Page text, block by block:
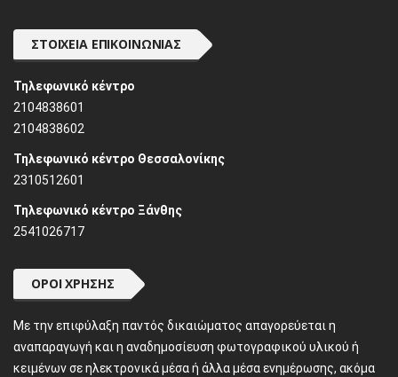
ΣΤΟΙΧΕΊΑ ΕΠΙΚΟΙΝΩΝΊΑΣ
Τηλεφωνικό κέντρο
2104838601
2104838602
Τηλεφωνικό κέντρο Θεσσαλονίκης
2310512601
Τηλεφωνικό κέντρο Ξάνθης
2541026717
ΌΡΟΙ ΧΡΉΣΗΣ
Mε την επιφύλαξη παντός δικαιώματος απαγορεύεται η
αναπαραγωγή και η αναδημοσίευση φωτογραφικού υλικού ή
κειμένων σε ηλεκτρονικά μέσα ή άλλα μέσα ενημέρωσης, ακόμα